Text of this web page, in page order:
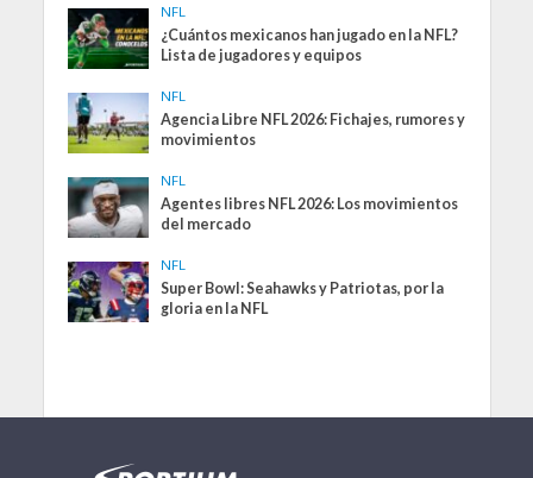
NFL
¿Cuántos mexicanos han jugado en la NFL?
Lista de jugadores y equipos
NFL
Agencia Libre NFL 2026: Fichajes, rumores y
movimientos
NFL
Agentes libres NFL 2026: Los movimientos
del mercado
NFL
Super Bowl: Seahawks y Patriotas, por la
gloria en la NFL